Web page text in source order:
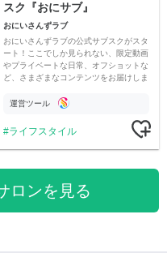
スク『おにサブ』
おにいさんずラブ
おにいさんずラブの公式サブスクがスタ
ート！ここでしか見られない、限定動画
やプライベートな日常、オフショットな
ど、さまざまなコンテンツをお届けしま
運営ツール
ライフスタイル
ロンを見る